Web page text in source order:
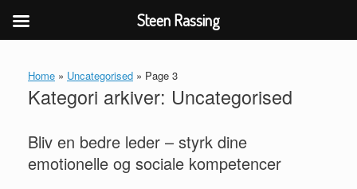
indholdHome » Uncategorised » Page 3
Kategori arkiver: Uncategorised
Bliv en bedre leder – styrk dine
emotionelle og sociale kompetencer
Steen Rassing